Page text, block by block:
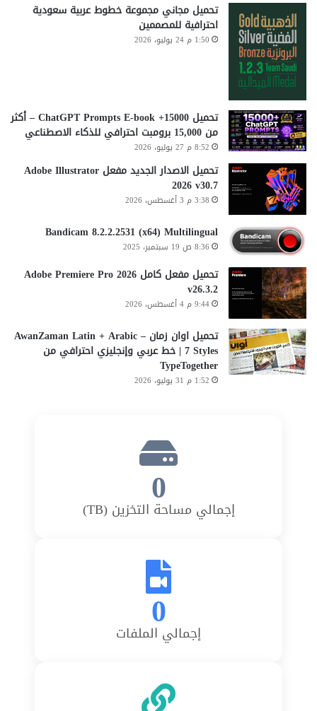
تحميل مجاني مجموعة خطوط عربية سعودية
احترافية للمصممين
1:50 م 24 يوليو، 2026
تحميل 15000+ ChatGPT Prompts E-book – أكثر
من 15,000 برومبت احترافي للذكاء الاصطناعي
8:52 م 27 يوليو، 2026
تحميل الاصدار الجديد مفعل Adobe Illustrator
2026 v30.7
3:38 م 3 أغسطس، 2026
Bandicam 8.2.2.2531 (x64) Multilingual
8:36 ص 19 سبتمبر، 2025
تحميل مفعل كامل Adobe Premiere Pro 2026
v26.3.2
9:44 م 4 أغسطس، 2026
تحميل اوان زمان AwanZaman Latin + Arabic –
7 Styles | خط عربي وإنجليزي احترافي من
TypeTogether
1:52 م 31 يوليو، 2026
0
إجمالي مساحة التخزين (TB)
0
إجمالي الملفات